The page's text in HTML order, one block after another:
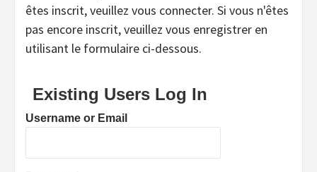
êtes inscrit, veuillez vous connecter. Si vous n'êtes
pas encore inscrit, veuillez vous enregistrer en
utilisant le formulaire ci-dessous.
Existing Users Log In
Username or Email